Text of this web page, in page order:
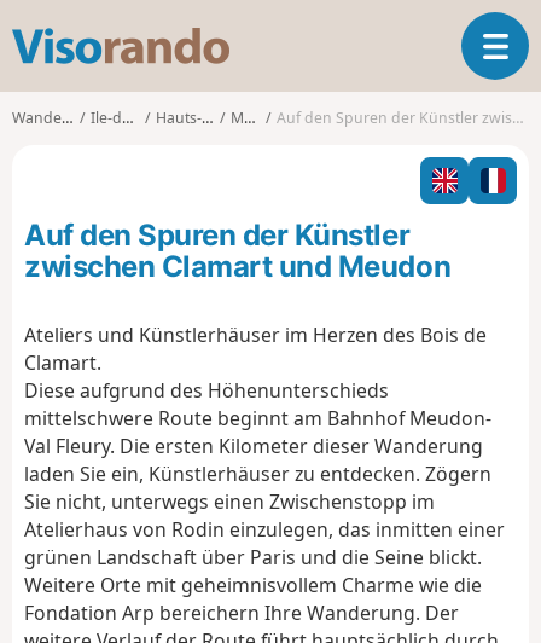
s
o
o
T
o
g
l
n
Wanderungen Ile-de-France Hauts-de-Seine Meudon Auf den Spuren der Künstler zwischen Clamart und Meudon
Auf den Spuren der Künstler
zwischen Clamart und Meudon
Ateliers und Künstlerhäuser im Herzen des Bois de
Clamart.
Diese aufgrund des Höhenunterschieds
mittelschwere Route beginnt am Bahnhof Meudon-
Val Fleury. Die ersten Kilometer dieser Wanderung
laden Sie ein, Künstlerhäuser zu entdecken. Zögern
Sie nicht, unterwegs einen Zwischenstopp im
Atelierhaus von Rodin einzulegen, das inmitten einer
grünen Landschaft über Paris und die Seine blickt.
Weitere Orte mit geheimnisvollem Charme wie die
Fondation Arp bereichern Ihre Wanderung. Der